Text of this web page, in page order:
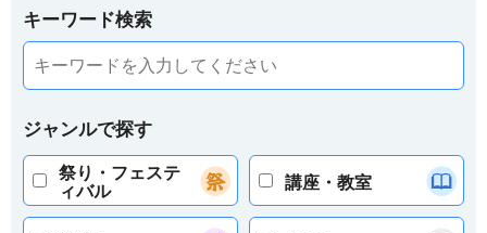
キーワード検索
ジャンルで探す
祭り・フェステ
ィバル
講座・教室